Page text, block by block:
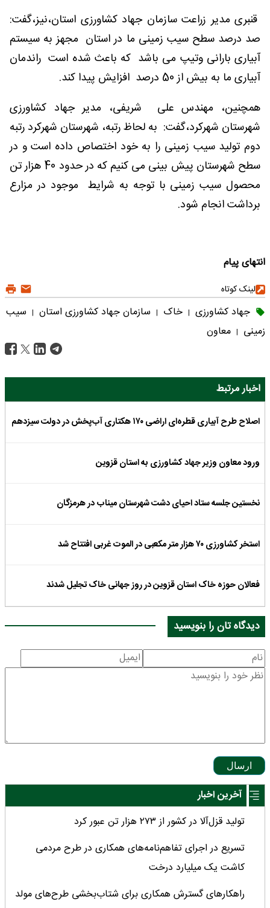
قنبری مدیر زراعت سازمان جهاد کشاورزی استان،نیز،گفت:
صد درصد سطح سیب زمینی ما در استان مجهز به سیستم
آبیاری بارانی وتیپ می باشد که باعث شده است راندمان
آبیاری ما به بیش از 50 درصد افزایش پیدا کند.
همچنین، مهندس علی شریفی، مدیر جهاد کشاورزی
شهرستان شهرکرد،گفت: به لحاظ رتبه، شهرستان شهرکرد رتبه
دوم تولید سیب زمینی را به خود اختصاص داده است و در
سطح شهرستان پیش بینی می کنیم که در حدود 40 هزار تن
محصول سیب زمینی با توجه به شرایط موجود در مزارع
برداشت انجام شود.
انتهای پیام
لینک کوتاه
جهاد کشاورزی | خاک | سازمان جهاد کشاورزی استان | سیب
زمینی | معاون
اخبار مرتبط
اصلاح طرح آبیاری قطره‌ای اراضی ۱۷۰ هکتاری آب‌پخش در دولت سیزدهم
ورود معاون وزیر جهاد کشاورزی به استان قزوین
نخستین جلسه ستاد احیای دشت شهرستان میناب در هرمزگان
استخر کشاورزی ۷۰ هزار متر مکعبی در الموت غربی افتتاح شد
فعالان حوزه خاک استان قزوین در روز جهانی خاک تجلیل شدند
دیدگاه تان را بنویسید
ارسال
آخرین اخبار
تولید قزل‌آلا در کشور از ۲۷۳ هزار تن عبور کرد
تسریع در اجرای تفاهم‌نامه‌های همکاری در طرح مردمی
کاشت یک میلیارد درخت
راهکارهای گسترش همکاری برای شتاب‌بخشی طرح‌های مولد